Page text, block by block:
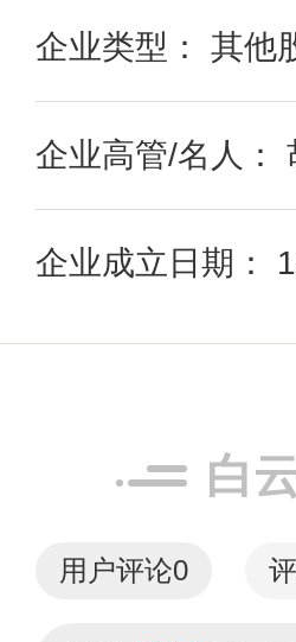
企业类型： 其他
企业高管/名人：
企业成立日期：
白
用户评论0